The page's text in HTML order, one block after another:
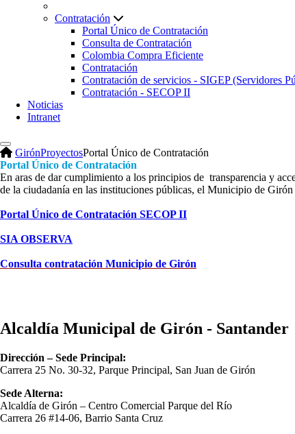
Contratación
Portal Único de Contratación
Consulta de Contratación
Colombia Compra Eficiente
Contratación
Contratación de servicios - SIGEP (Servidores
Contratación - SECOP II
Noticias
Intranet
GirónProyectosPortal Único de Contratación
Portal Único de Contratación
En aras de dar cumplimiento a los principios de transparencia y
de la ciudadanía en las instituciones públicas, el Municipio de
Portal Único de Contratación SECOP II
SIA OBSERVA
Consulta contratación Municipio de Girón
Alcaldía Municipal de Girón - Santander
Dirección – Sede Principal:
Carrera 25 No. 30-32, Parque Principal, San Juan de Girón
Sede Alterna:
Alcaldía de Girón – Centro Comercial Parque del Río
Carrera 26 #14-06, Barrio Santa Cruz